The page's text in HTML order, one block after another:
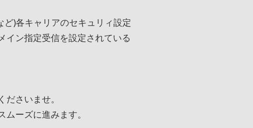
)各キャリアのセキュリィ設定
イン指定受信を設定されている
さいませ。
ーズに進みます。